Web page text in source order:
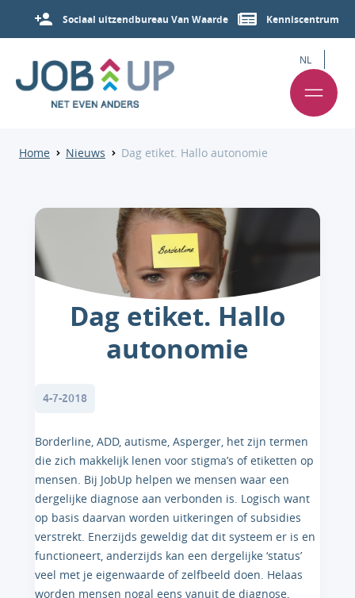
Sociaal uitzendbureau Van Waarde Kenniscentrum
NL
Home Nieuws Dag etiket. Hallo autonomie
Dag etiket. Hallo
autonomie
4-7-2018
Borderline, ADD, autisme, Asperger, het zijn termen
die zich makkelijk lenen voor stigma’s of etiketten op
mensen. Bij JobUp helpen we mensen waar een
dergelijke diagnose aan verbonden is. Logisch want
op basis daarvan worden uitkeringen of subsidies
verstrekt. Enerzijds geweldig dat dit systeem er is en
functioneert, anderzijds kan een dergelijke ‘status’
veel met je eigenwaarde of zelfbeeld doen. Helaas
worden mensen nogal eens vanuit de diagnose,